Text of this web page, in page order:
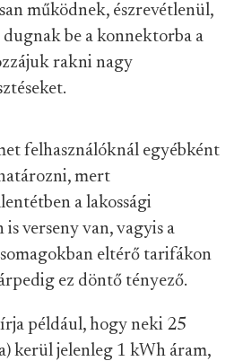
működnek, észrevétlenül,
be a konnektorba a
rakni nagy
felhasználóknál egyébként
mert
a lakossági
verseny van, vagyis a
eltérő tarifákon
ez döntő tényező.
például, hogy neki 25
kerül jelenleg 1 kWh áram,